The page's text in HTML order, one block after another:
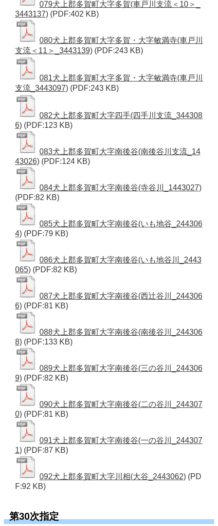
079犬上郡多賀町大字多賀(車戸川支流＜10＞_
3443137) (PDF:402 KB)
080犬上郡多賀町大字多賀・大字敏満寺(車戸川
支流＜11＞_3443139) (PDF:243 KB)
081犬上郡多賀町大字多賀・大字敏満寺(車戸川
支流_3443097) (PDF:243 KB)
082犬上郡多賀町大字四手(四手川支流_344308
6) (PDF:123 KB)
083犬上郡多賀町大字南後谷(南後谷川支流_14
43026) (PDF:124 KB)
084犬上郡多賀町大字南後谷(寺谷川_1443027)
(PDF:82 KB)
085犬上郡多賀町大字南後谷(いも地谷_244306
4) (PDF:79 KB)
086犬上郡多賀町大字南後谷(いも地谷川_2443
065) (PDF:82 KB)
087犬上郡多賀町大字南後谷(西辻谷川_244306
6) (PDF:81 KB)
088犬上郡多賀町大字南後谷(南後谷川_244306
8) (PDF:133 KB)
089犬上郡多賀町大字南後谷(三の谷川_244306
9) (PDF:82 KB)
090犬上郡多賀町大字南後谷(二の谷川_244307
0) (PDF:81 KB)
091犬上郡多賀町大字南後谷(一の谷川_244307
1) (PDF:87 KB)
092犬上郡多賀町大字川相(大谷_2443062) (PD
F:92 KB)
第30次指定